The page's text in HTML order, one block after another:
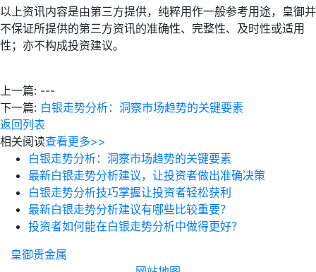
以上资讯内容是由第三方提供，纯粹用作一般参考用途，皇御并
不保证所提供的第三方资讯的准确性、完整性、及时性或适用
性；亦不构成投资建议。
上一篇: ---
下一篇: 白银走势分析：洞察市场趋势的关键要素
返回列表
相关阅读查看更多>>
白银走势分析：洞察市场趋势的关键要素
最新白银走势分析建议，让投资者做出准确决策
白银走势分析技巧掌握让投资者轻松获利
最新白银走势分析建议有哪些比较重要？
投资者如何能在白银走势分析中做得更好？
皇御贵金属